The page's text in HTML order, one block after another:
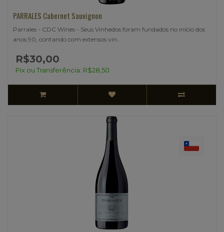
PARRALES Cabernet Sauvignon
Parrales - CDC Wines - Seus Vinhedos foram fundados no início dos
anos 90, contando com extensos vin..
R$30,00
Pix ou Transferência: R$28,50